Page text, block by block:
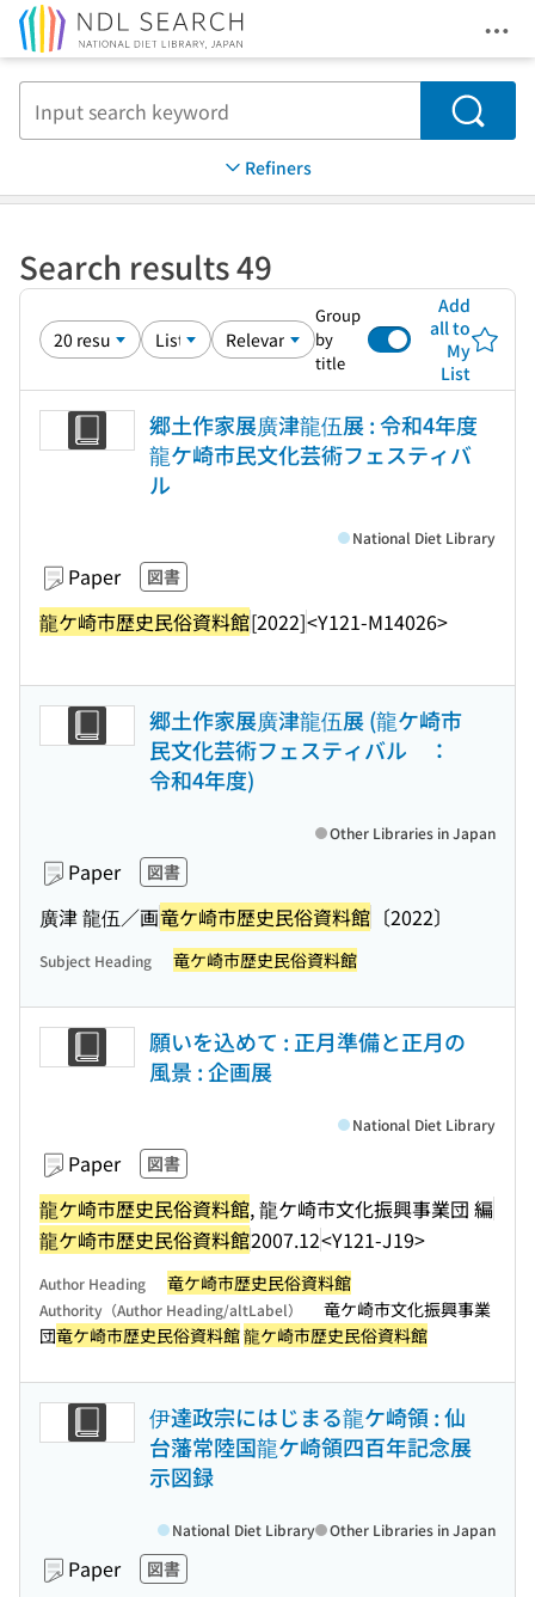
Search
Refiners
Search results 49
Group
by
title
Add
all to
My
List
郷土作家展廣津龍伍展 : 令和4年度
龍ケ崎市民文化芸術フェスティバ
ル
Paper 図書
龍ケ崎市歴史民俗資料館[2022]<Y121-M14026>
National Diet Library
郷土作家展廣津龍伍展 (龍ケ崎市
民文化芸術フェスティバル ：
令和4年度)
Paper 図書
廣津 龍伍／画竜ケ崎市歴史民俗資料館 〔2022〕
Other Libraries in Japan
Subject Heading 竜ケ崎市歴史民俗資料館
願いを込めて : 正月準備と正月の
風景 : 企画展
Paper 図書
龍ケ崎市歴史民俗資料館, 龍ケ崎市文化振興事業団 編
龍ケ崎市歴史民俗資料館2007.12<Y121-J19>
National Diet Library
Author Heading 竜ケ崎市歴史民俗資料館
Authority（Author Heading/altLabel）
竜ケ崎市文化振興事業
団竜ケ崎市歴史民俗資料館龍ケ崎市歴史民俗資料館
伊達政宗にはじまる龍ケ崎領 : 仙
台藩常陸国龍ケ崎領四百年記念展
示図録
Paper 図書
National Diet Library Other Libraries in Japan